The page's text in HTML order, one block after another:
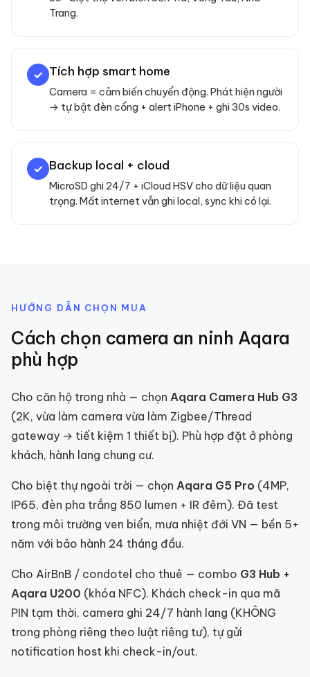
Trang.
✓ Tích hợp smart home
Camera = cảm biến chuyển động. Phát hiện người
→ tự bật đèn cổng + alert iPhone + ghi 30s video.
✓ Backup local + cloud
MicroSD ghi 24/7 + iCloud HSV cho dữ liệu quan
trọng. Mất internet vẫn ghi local, sync khi có lại.
HƯỚNG DẪN CHỌN MUA
Cách chọn camera an ninh Aqara
phù hợp
Cho căn hộ trong nhà — chọn Aqara Camera Hub G3
(2K, vừa làm camera vừa làm Zigbee/Thread
gateway → tiết kiệm 1 thiết bị). Phù hợp đặt ở phòng
khách, hành lang chung cư.
Cho biệt thự ngoài trời — chọn Aqara G5 Pro (4MP,
IP65, đèn pha trắng 850 lumen + IR đêm). Đã test
trong môi trường ven biển, mưa nhiệt đới VN — bền 5+
năm với bảo hành 24 tháng đầu.
Cho AirBnB / condotel cho thuê — combo G3 Hub +
Aqara U200 (khóa NFC). Khách check-in qua mã
PIN tạm thời, camera ghi 24/7 hành lang (KHÔNG
trong phòng riêng theo luật riêng tư), tự gửi
notification host khi check-in/out.